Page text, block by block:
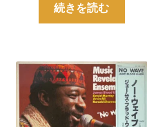
続きを読む